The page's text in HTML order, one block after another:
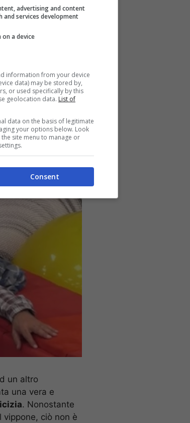
un altro
una vera e
. Nonostante
ciò non è
advertising and content
and services development
a device
information from your device
data) may be stored by,
or used specifically by this
geolocation data. List of
data on the basis of legitimate
your options below. Look
site menu to manage or
Consent